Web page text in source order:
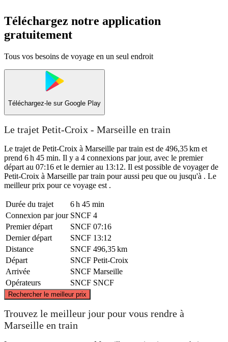
Téléchargez notre application
gratuitement
Tous vos besoins de voyage en un seul endroit
Téléchargez-le sur Google Play
Le trajet Petit-Croix - Marseille en train
Le trajet de Petit-Croix à Marseille par train est de 496,35 km et
prend 6 h 45 min. Il y a 4 connexions par jour, avec le premier
départ au 07:16 et le dernier au 13:12. Il est possible de voyager de
Petit-Croix à Marseille par train pour aussi peu que ou jusqu'à . Le
meilleur prix pour ce voyage est .
Durée du trajet
6 h 45 min
Connexion par jour SNCF 4
Premier départ
SNCF 07:16
Dernier départ
SNCF 13:12
Distance
SNCF 496,35 km
Départ
SNCF Petit-Croix
Arrivée
SNCF Marseille
Opérateurs
SNCF SNCF
Rechercher le meilleur prix
Trouvez le meilleur jour pour vous rendre à
Marseille en train